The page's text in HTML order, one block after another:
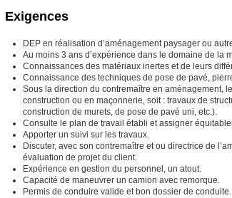
Exigences
DEP en réalisation d’aménagement paysager ou
Au moins 3 ans d’expérience dans le domaine de la
Connaissances des matériaux inertes et de leurs
Connaissance des techniques de pose de pavé,
Sous la direction du contremaître en aménagement,
construction ou en maçonnerie, soit : travaux de
construction de murets, de pose de pavé uni, etc.).
Consulte le plan de travail établi et assigner
Apporter un suivi sur les travaux.
Discuter, avec son contremaître et ou directrice de
évaluation de projet du client.
Expérience en gestion du personnel, un atout.
Capacité de maneuvrer un camion avec remorque.
Permis de conduire valide et bon dossier de conduite.